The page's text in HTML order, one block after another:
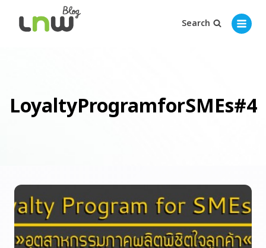
Search
LoyaltyProgramforSMEs#4